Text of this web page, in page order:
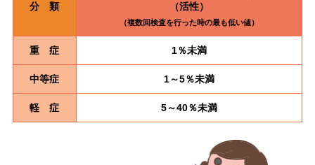
分 類
（活性）
（複数回検査を行った時の最も低い値）
重 症 1％未満
中等症 1～5％未満
軽 症 5～40％未満